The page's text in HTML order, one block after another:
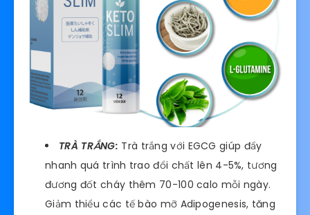
TRÀ TRẮNG: Trà trắng với EGCG giúp đẩy
nhanh quá trình trao đổi chất lên 4-5%, tương
đương đốt cháy thêm 70-100 calo mỗi ngày.
Giảm thiểu các tế bào mỡ Adipogenesis, tăng